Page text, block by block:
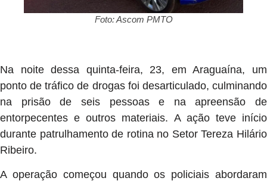
Foto: Ascom PMTO
Na noite dessa quinta-feira, 23, em Araguaína, um
ponto de tráfico de drogas foi desarticulado, culminando
na prisão de seis pessoas e na apreensão de
entorpecentes e outros materiais. A ação teve início
durante patrulhamento de rotina no Setor Tereza Hilário
Ribeiro.
A operação começou quando os policiais abordaram